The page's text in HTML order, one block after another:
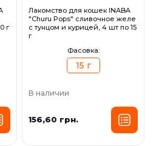
г
Лакомство для кошек INABA
"Churu Pops" сливочное желе
с тунцом и курицей, 4 шт по 15
г
Фасовка:
15 г
В наличии
156,60 грн.